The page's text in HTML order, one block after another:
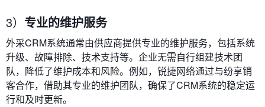
3） 专业的维护服务
外采CRM系统通常由供应商提供专业的维护服务，包括系统
升级、故障排除、技术支持等。企业无需自行组建技术团
队，降低了维护成本和风险。例如，锐捷网络通过与纷享销
客合作，借助其专业的维护团队，确保了CRM系统的稳定运
行和及时更新。